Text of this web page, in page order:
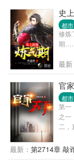
史
都市
修炼
期
最新
官
都市
第一
之一
二，
有官
人
最新： 第2714章 敲